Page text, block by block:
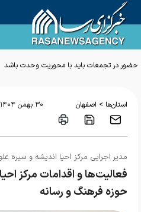
حضور در تجمعات باید با محوریت وحدت باشد
استان‌ها > اصفهان ۳۰ بهمن ۱۴۰۴ - ۱۳:۱۷
مدیر اجرایی مرکز احیا اندیشه و سیره
فعالیت‌ها و اقدامات مرکز
حوزه فرهنگ و رسانه